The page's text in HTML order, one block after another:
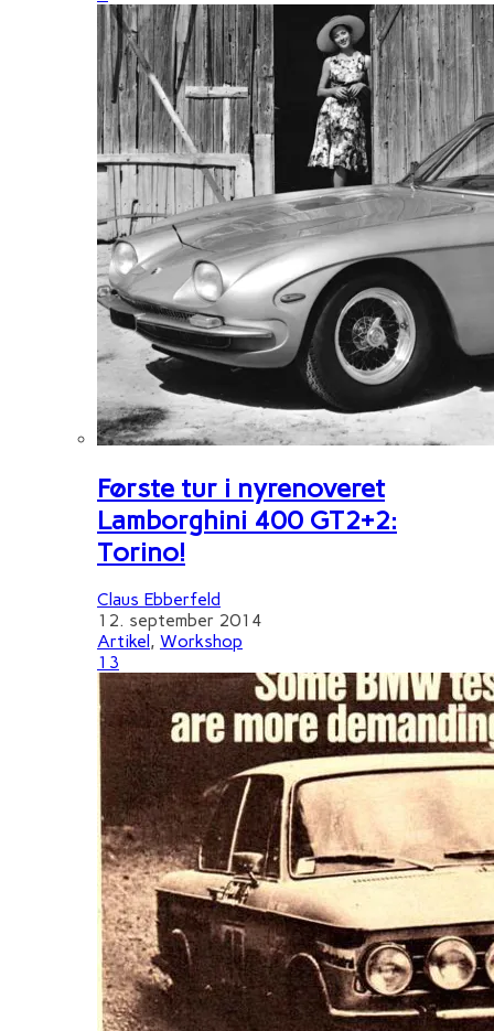
Første tur i nyrenoveret
Lamborghini 400 GT2+2:
Torino!
Claus Ebberfeld
12. september 2014
Artikel , Workshop
13